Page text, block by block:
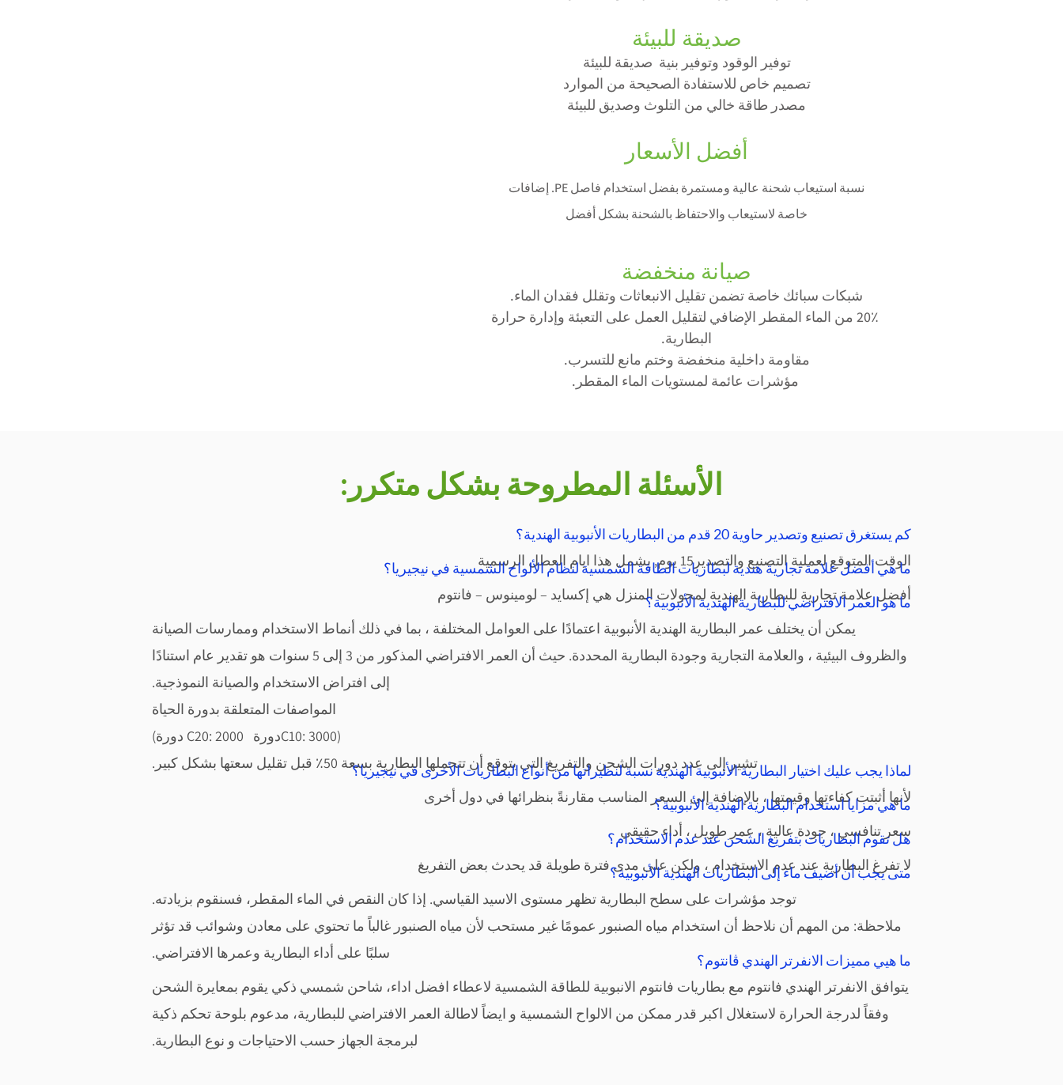
صديقة للبيئة
توفير الوقود وتوفير بنية صديقة للبيئة
تصميم خاص للاستفادة الصحيحة من الموارد
مصدر طاقة خالي من التلوث وصديق للبيئة
أفضل الأسعار
نسبة استيعاب شحنة عالية ومستمرة بفضل استخدام فاصل PE. إضافات
خاصة لاستيعاب والاحتفاظ بالشحنة بشكل أفضل
صيانة منخفضة
شبكات سبائك خاصة تضمن تقليل الانبعاثات وتقلل فقدان الماء.
20٪ من الماء المقطر الإضافي لتقليل العمل على التعبئة وإدارة حرارة
البطارية.
مقاومة داخلية منخفضة وختم مانع للتسرب.
مؤشرات عائمة لمستويات الماء المقطر.
:الأسئلة المطروحة بشكل متكرر
كم يستغرق تصنيع وتصدير حاوية 20 قدم من البطاريات الأنبوبية الهندية؟
الوقت المتوقع لعملية التصنيع والتصدير15 يوم, يشمل هذا ايام العطل الرسمية
ما هي أفضل علامة تجارية هندية لبطاريات الطاقة الشمسية لنظام الألواح الشمسية في نيجيريا؟
أفضل علامة تجارية للبطارية الهندية لمحولات المنزل هي إكسايد – لومينوس – فانتوم
ما هو العمر الافتراضي للبطارية الهندية الأنبوبية؟
يمكن أن يختلف عمر البطارية الهندية الأنبوبية اعتمادًا على العوامل المختلفة ، بما في ذلك أنماط الاستخدام وممارسات الصيانة
والظروف البيئية ، والعلامة التجارية وجودة البطارية المحددة. حيث أن العمر الافتراضي المذكور من 3 إلى 5 سنوات هو تقدير عام استنادًا
إلى افتراض الاستخدام والصيانة النموذجية.
المواصفات المتعلقة بدورة الحياة
(C10: 3000دورة C20: 2000 دورة)
تشير إلى عدد دورات الشحن والتفريغ التي يتوقع أن تتحملها البطارية بسعة 50٪ قبل تقليل سعتها بشكل كبير.
لماذا يجب عليك اختيار البطارية الأنبوبية الهندية نسبة لنظيراتها من أنواع البطاريات الأخرى في نيجيريا؟
لأنها أثبتت كفاءتها وقيمتها ، بالإضافة إلى السعر المناسب مقارنةً بنظرائها في دول أخرى
ما هي مزايا استخدام البطارية الهندية الأنبوبية؟
سعر تنافسي ، جودة عالية ، عمر طويل ، أداء حقيقي
هل تقوم البطاريات بتفريغ الشحن عند عدم الاستخدام؟
لا تفرغ البطارية عند عدم الاستخدام ، ولكن على مدى فترة طويلة قد يحدث بعض التفريغ
متى يجب أن أضيف ماء إلى البطاريات الهندية الأنبوبية؟
توجد مؤشرات على سطح البطارية تظهر مستوى الاسيد القياسي. إذا كان النقص في الماء المقطر، فسنقوم بزيادته.
ملاحظة: من المهم أن نلاحظ أن استخدام مياه الصنبور عمومًا غير مستحب لأن مياه الصنبور غالباً ما تحتوي على معادن وشوائب قد تؤثر
سلبًا على أداء البطارية وعمرها الافتراضي.
ما هيي مميزات الانفرتر الهندي ڤانتوم؟
يتوافق الانفرتر الهندي فانتوم مع بطاريات فانتوم الانبوبية للطاقة الشمسية لاعطاء افضل اداء، شاحن شمسي ذكي يقوم بمعايرة الشحن
وفقاً لدرجة الحرارة لاستغلال اكبر قدر ممكن من الالواح الشمسية و ايضاً لاطالة العمر الافتراضي للبطارية، مدعوم بلوحة تحكم ذكية
لبرمجة الجهاز حسب الاحتياجات و نوع البطارية.